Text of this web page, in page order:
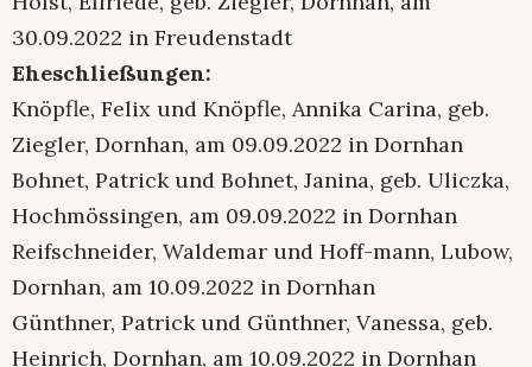
30.09.2022 in Freudenstadt
Eheschließungen:
Knöpfle, Felix und Knöpfle, Annika Carina, geb.
Ziegler, Dornhan, am 09.09.2022 in Dornhan
Bohnet, Patrick und Bohnet, Janina, geb. Uliczka,
Hochmössingen, am 09.09.2022 in Dornhan
Reifschneider, Waldemar und Hoff-mann, Lubow,
Dornhan, am 10.09.2022 in Dornhan
Günthner, Patrick und Günthner, Vanessa, geb.
Heinrich, Dornhan, am 10.09.2022 in Dornhan